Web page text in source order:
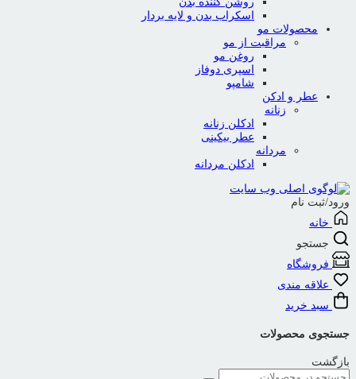
اسکراب بدن و لایه بردار
محصولات مو
مراقبت از مو
روغن مو
اسپری دوفاز
شامپو
عطر و ادکن
زنانه
ادکلن زنانه
عطر بیکینی
مردانه
ادکلن مردانه
ورود/ثبت نام
خانه
جستجو
فروشگاه
علاقه مندی
سبد خرید
جستجوی محصولات
بازگشت